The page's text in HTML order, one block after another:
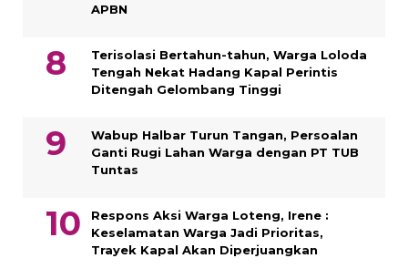
APBN
Terisolasi Bertahun-tahun, Warga Loloda
Tengah Nekat Hadang Kapal Perintis
Ditengah Gelombang Tinggi
Wabup Halbar Turun Tangan, Persoalan
Ganti Rugi Lahan Warga dengan PT TUB
Tuntas
Respons Aksi Warga Loteng, Irene :
Keselamatan Warga Jadi Prioritas,
Trayek Kapal Akan Diperjuangkan